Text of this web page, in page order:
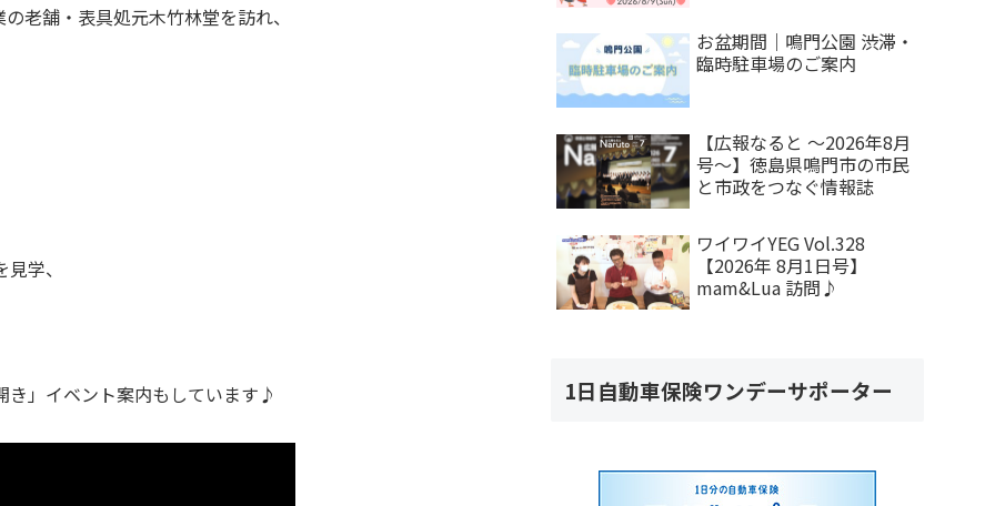
老舗・表具処元木竹林堂を訪れ、
学、
き」イベント案内もしています♪
お盆期間｜鳴門公園 渋滞・
臨時駐車場のご案内
【広報なると ～2026年8月
号～】徳島県鳴門市の市民
と市政をつなぐ情報誌
ワイワイYEG Vol.328
【2026年 8月1日号】
mam&Lua 訪問♪
1日自動車保険ワンデーサポーター